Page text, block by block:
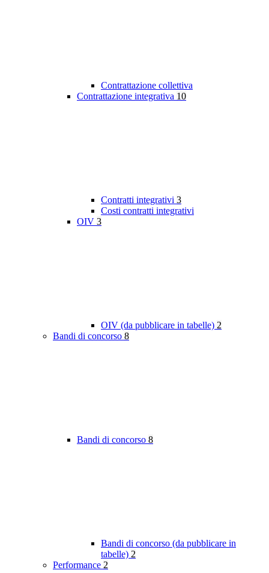
Contrattazione collettiva
Contrattazione integrativa 10
Contratti integrativi 3
Costi contratti integrativi
OIV 3
OIV (da pubblicare in tabelle) 2
Bandi di concorso 8
Bandi di concorso 8
Bandi di concorso (da pubblicare in
tabelle) 2
Performance 2